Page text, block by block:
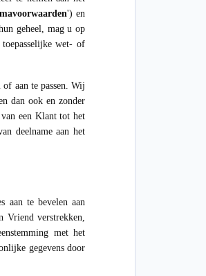
') en
geheel, mag u op
wet- of
aan te passen. Wij
dan ook en zonder
een Klant tot het
deelname aan het
aan te bevelen aan
Vriend verstrekken,
met het
gegevens door